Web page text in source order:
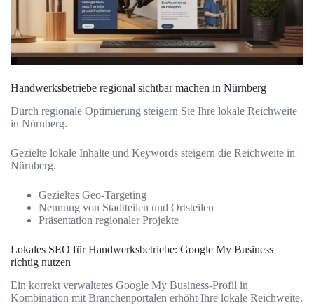
Handwerksbetriebe regional sichtbar machen in Nürnberg
Durch regionale Optimierung steigern Sie Ihre lokale Reichweite
in Nürnberg.
Gezielte lokale Inhalte und Keywords steigern die Reichweite in
Nürnberg.
Gezieltes Geo-Targeting
Nennung von Stadtteilen und Ortsteilen
Präsentation regionaler Projekte
Lokales SEO für Handwerksbetriebe: Google My Business
richtig nutzen
Ein korrekt verwaltetes Google My Business-Profil in
Kombination mit Branchenportalen erhöht Ihre lokale Reichweite.